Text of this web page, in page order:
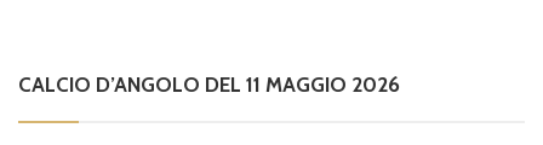
CALCIO D’ANGOLO DEL 11 MAGGIO 2026